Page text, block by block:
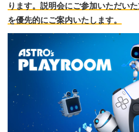
ります。説明会にご参加いただい
を優先的にご案内いたします。